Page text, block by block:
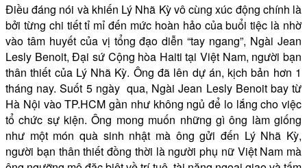
Điều đáng nói và khiến Lý Nhã Kỳ vô cùng xúc động chính là
bởi từng chi tiết tỉ mỉ đến mức hoàn hảo của buổi tiệc là nhờ
vào tâm huyết của vị tổng đạo diễn “tay ngang”, Ngài Jean
Lesly Benoit, Đại sứ Cộng hòa Haiti tại Việt Nam, người bạn
thân thiết của Lý Nhã Kỳ. Ông đã lên dự án, kịch bản hơn 1
tháng nay. Suốt 5 ngày qua, Ngài Jean Lesly Benoit bay từ
Hà Nội vào TP.HCM gần như không ngủ để lo lắng cho việc
tổ chức sự kiện. Ông mong muốn những gì ông làm giống
như một món quà sinh nhật mà ông gửi đến Lý Nhã Kỳ,
người bạn thân thiết đồng thời là người phụ nữ Việt Nam mà